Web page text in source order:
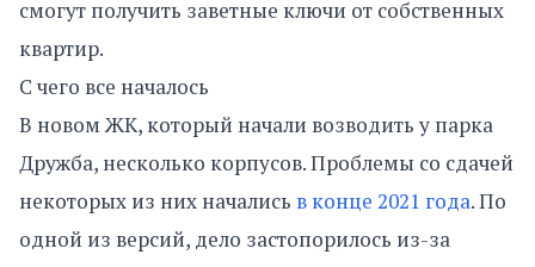
смогут получить заветные ключи от собственных
квартир.
С чего все началось
В новом ЖК, который начали возводить у парка
Дружба, несколько корпусов. Проблемы со сдачей
некоторых из них начались в конце 2021 года. По
одной из версий, дело застопорилось из-за